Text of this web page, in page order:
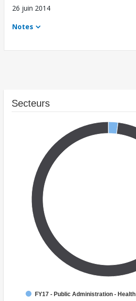
26 juin 2014
Notes
Secteurs
FY17 - Public Administration - Health